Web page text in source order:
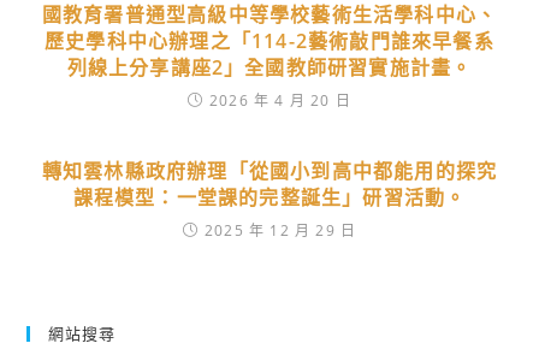
國教育署普通型高級中等學校藝術生活學科中心、
歷史學科中心辦理之「114-2藝術敲門誰來早餐系
列線上分享講座2」全國教師研習實施計畫。
2026 年 4 月 20 日
轉知雲林縣政府辦理「從國小到高中都能用的探究
課程模型：一堂課的完整誕生」研習活動。
2025 年 12 月 29 日
網站搜尋